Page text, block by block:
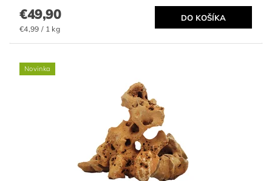
€49,90
€4,99 / 1 kg
Novinka